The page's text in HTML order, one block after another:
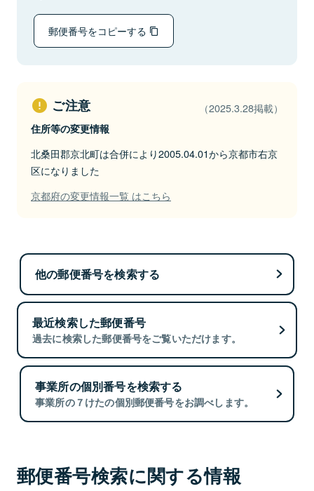
郵便番号をコピーする
ご注意 （2025.3.28掲載）
住所等の変更情報
北桑田郡京北町は合併により2005.04.01から京都市右京
区になりました
京都府の変更情報一覧 はこちら
他の郵便番号を検索する
最近検索した郵便番号
過去に検索した郵便番号をご覧いただけます。
事業所の個別番号を検索する
事業所の７けたの個別郵便番号をお調べします。
郵便番号検索に関する情報